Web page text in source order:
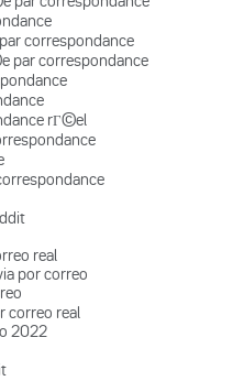
correspondance
par correspondance
rГ©el
real
por correo
correo real
2022